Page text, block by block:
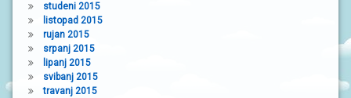
studeni 2015
listopad 2015
rujan 2015
srpanj 2015
lipanj 2015
svibanj 2015
travanj 2015